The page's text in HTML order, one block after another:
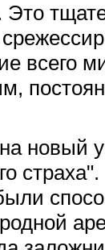
Это
всего
новый